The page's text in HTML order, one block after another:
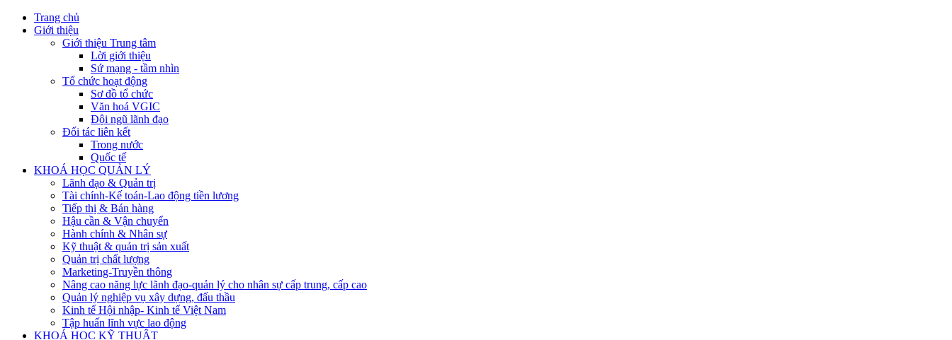
Trang chủ
Giới thiệu
Giới thiệu Trung tâm
Lời giới thiệu
Sứ mạng - tầm nhìn
Tổ chức hoạt động
Sơ đồ tổ chức
Văn hoá VGIC
Đội ngũ lãnh đạo
Đối tác liên kết
Trong nước
Quốc tế
KHOÁ HỌC QUẢN LÝ
Lãnh đạo & Quản trị
Tài chính-Kế toán-Lao động tiền lương
Tiếp thị & Bán hàng
Hậu cần & Vận chuyển
Hành chính & Nhân sự
Kỹ thuật & quản trị sản xuất
Quản trị chất lượng
Marketing-Truyền thông
Nâng cao năng lực lãnh đạo-quản lý cho nhân sự cấp trung, cấp cao
Quản lý nghiệp vụ xây dựng, đấu thầu
Kinh tế Hội nhập- Kinh tế Việt Nam
Tập huấn lĩnh vực lao động
KHOÁ HỌC KỸ THUẬT